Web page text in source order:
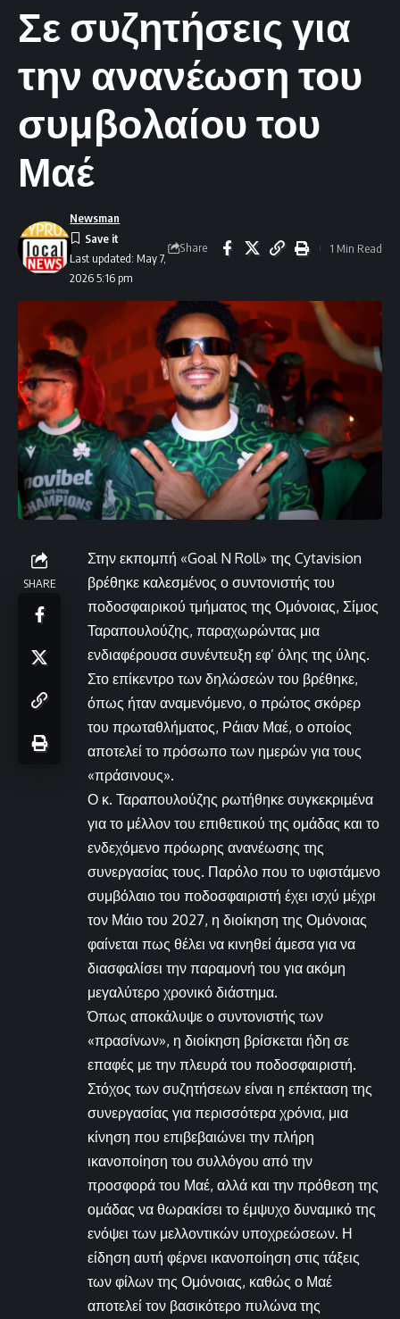
Σε συζητήσεις για
την ανανέωση του
συμβολαίου του
Μαέ
Last updated: May 7,
2026 5:16 pm
Newsman
Share 1 Min Read
SHARE
Στην εκπομπή «Goal N Roll» της Cytavision
βρέθηκε καλεσμένος ο συντονιστής του
ποδοσφαιρικού τμήματος της Ομόνοιας, Σίμος
Ταραπουλούζης, παραχωρώντας μια
ενδιαφέρουσα συνέντευξη εφ’ όλης της ύλης.
Στο επίκεντρο των δηλώσεών του βρέθηκε,
όπως ήταν αναμενόμενο, ο πρώτος σκόρερ
του πρωταθλήματος, Ράιαν Μαέ, ο οποίος
αποτελεί το πρόσωπο των ημερών για τους
«πράσινους».
Ο κ. Ταραπουλούζης ρωτήθηκε συγκεκριμένα
για το μέλλον του επιθετικού της ομάδας και το
ενδεχόμενο πρόωρης ανανέωσης της
συνεργασίας τους. Παρόλο που το υφιστάμενο
συμβόλαιο του ποδοσφαιριστή έχει ισχύ μέχρι
τον Μάιο του 2027, η διοίκηση της Ομόνοιας
φαίνεται πως θέλει να κινηθεί άμεσα για να
διασφαλίσει την παραμονή του για ακόμη
μεγαλύτερο χρονικό διάστημα.
Όπως αποκάλυψε ο συντονιστής των
«πρασίνων», η διοίκηση βρίσκεται ήδη σε
επαφές με την πλευρά του ποδοσφαιριστή.
Στόχος των συζητήσεων είναι η επέκταση της
συνεργασίας για περισσότερα χρόνια, μια
κίνηση που επιβεβαιώνει την πλήρη
ικανοποίηση του συλλόγου από την
προσφορά του Μαέ, αλλά και την πρόθεση της
ομάδας να θωρακίσει το έμψυχο δυναμικό της
ενόψει των μελλοντικών υποχρεώσεων. Η
είδηση αυτή φέρνει ικανοποίηση στις τάξεις
των φίλων της Ομόνοιας, καθώς ο Μαέ
αποτελεί τον βασικότερο πυλώνα της